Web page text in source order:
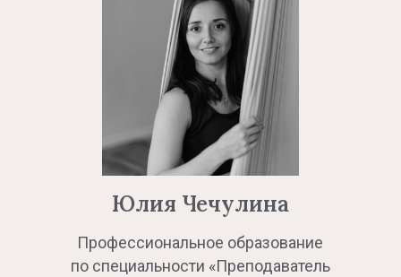
Юлия Чечулина
Профессиональное образование
по специальности «Преподаватель